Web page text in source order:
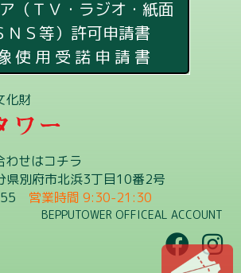
（ＴＶ・ラジオ・紙面
ＮＳ等）許可申請書
使 用 受 諾 申 請 書
化財
わせはコチラ
別府市北浜3丁目10番2号
営業時間 9:30-21:30
BEPPUTOWER OFFICEAL ACCOUNT